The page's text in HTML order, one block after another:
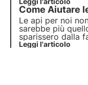
le api selvatiche
fiorealla ricerca
insieme le
Come Aiutare
Le api per noi
sarebbe più
sparissero dalla
come
Leggi l'articolo